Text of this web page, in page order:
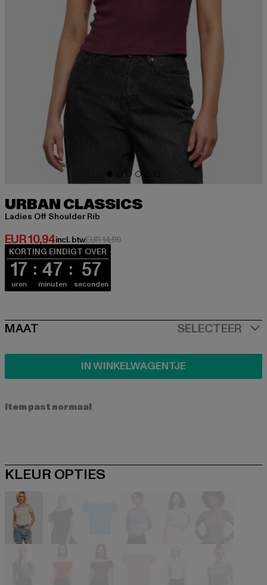
URBAN CLASSICS
Ladies Off Shoulder Rib
EUR 10,94
Huidige prijs: EUR 10,94
incl. btwEUR 14,99Actieprijs: EUR 14,99
KORTING EINDIGT OVER
17
uren
47
minuten
57
seconden
SIZE
MAAT SELECTEER
IN WINKELWAGENTJE
Item past normaal
KLEUR OPTIES